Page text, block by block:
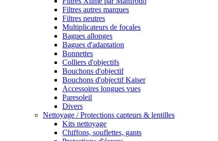
Filtres autres marques
Filtres neutres
Multiplicateurs de focales
Bagues allonges
Bagues d'adaptation
Bonnettes
Colliers d'objectifs
Bouchons d'objectif
Bouchons d'objectif Kaiser
Accessoires longues vues
Paresoleil
Divers
Nettoyage / Protections capteurs & lentilles
Kits nettoyage
Chiffons, souflettes, gants